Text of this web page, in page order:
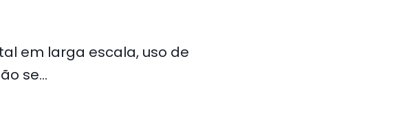
em larga escala, uso de
se...